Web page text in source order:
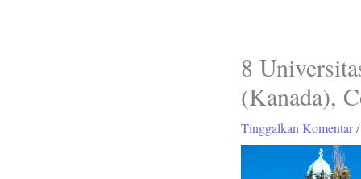
8
(Kanada),
Tinggalkan Komentar /